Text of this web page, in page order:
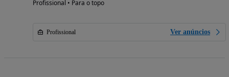
Profissional • Para o topo
Profissional Ver anúncios